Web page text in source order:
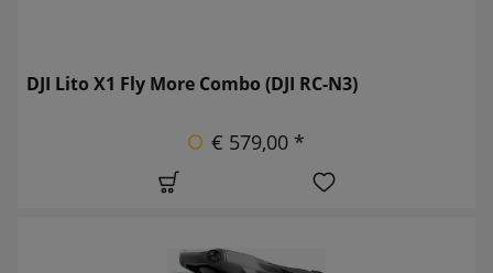
DJI Lito X1 Fly More Combo (DJI RC-N3)
€ 579,00 *